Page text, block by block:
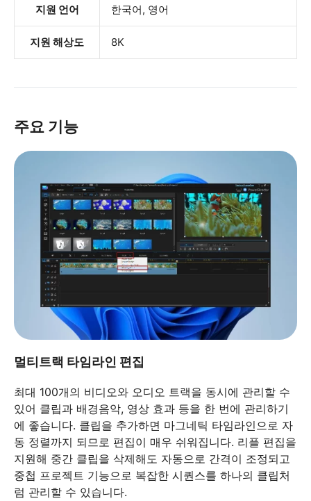
지원 언어 한국어, 영어
지원 해상도 8K
주요 기능
멀티트랙 타임라인 편집
최대 100개의 비디오와 오디오 트랙을 동시에 관리할 수
있어 클립과 배경음악, 영상 효과 등을 한 번에 관리하기
에 좋습니다. 클립을 추가하면 마그네틱 타임라인으로 자
동 정렬까지 되므로 편집이 매우 쉬워집니다. 리플 편집을
지원해 중간 클립을 삭제해도 자동으로 간격이 조정되고
중첩 프로젝트 기능으로 복잡한 시퀀스를 하나의 클립처
럼 관리할 수 있습니다.